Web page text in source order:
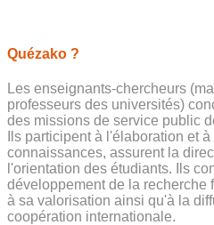
Quézako ?
Les enseignants-chercheurs
professeurs des universités)
des missions de service public
Ils participent à l'élaboration et
connaissances, assurent la
l'orientation des étudiants. Ils
développement de la recherche
à sa valorisation ainsi qu'à la
coopération internationale.